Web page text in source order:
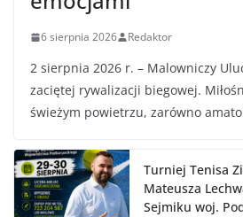
6 sierpnia 2026 Redaktor
2 sierpnia 2026 r. – Malowniczy
zaciętej rywalizacji biegowej.
świeżym powietrzu, zarówno
Turniej Tenisa
Mateusza
Sejmiku woj.